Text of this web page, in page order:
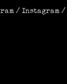
/ Instagram /